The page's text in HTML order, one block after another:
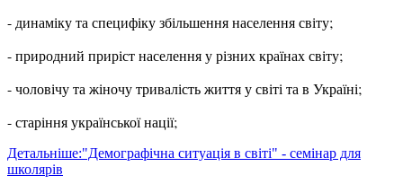
- динаміку та специфіку збільшення населення світу;
- природний приріст населення у різних країнах світу;
- чоловічу та жіночу тривалість життя у світі та в Україні;
- старіння української нації;
Детальніше:"Демографічна ситуація в світі" - семінар для
школярів